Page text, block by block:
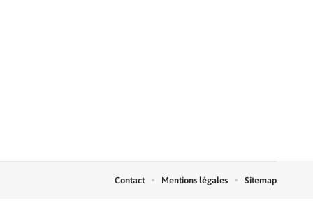
Contact Mentions légales Sitemap